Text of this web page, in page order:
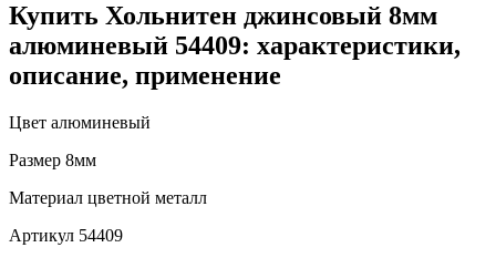
Купить Хольнитен джинсовый 8мм
алюминевый 54409: характеристики,
описание, применение
Цвет алюминевый
Размер 8мм
Материал цветной металл
Артикул 54409